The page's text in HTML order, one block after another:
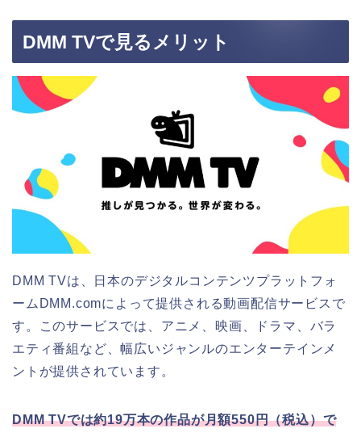
DMM TVで見るメリット
DMM TVは、日本のデジタルコンテンツプラットフォ
ームDMM.comによって提供される動画配信サービスで
す。このサービスでは、アニメ、映画、ドラマ、バラ
エティ番組など、幅広いジャンルのエンターテインメ
ントが提供されています。
DMM TVでは約19万本の作品が月額550円（税込）で